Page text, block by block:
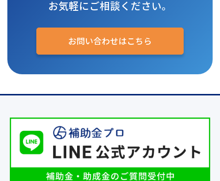
お気軽にご相談ください。
お問い合わせはこちら